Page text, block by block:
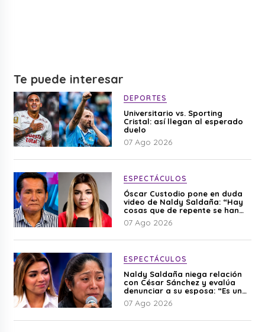
Te puede interesar
DEPORTES
Universitario vs. Sporting
Cristal: así llegan al esperado
duelo
07 Ago 2026
ESPECTÁCULOS
Óscar Custodio pone en duda
video de Naldy Saldaña: “Hay
cosas que de repente se han
editado”
07 Ago 2026
ESPECTÁCULOS
Naldy Saldaña niega relación
con César Sánchez y evalúa
denunciar a su esposa: “Es una
difamación”
07 Ago 2026